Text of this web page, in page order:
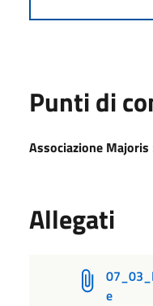
Punti di
Associazione Majoris
Allegati
e